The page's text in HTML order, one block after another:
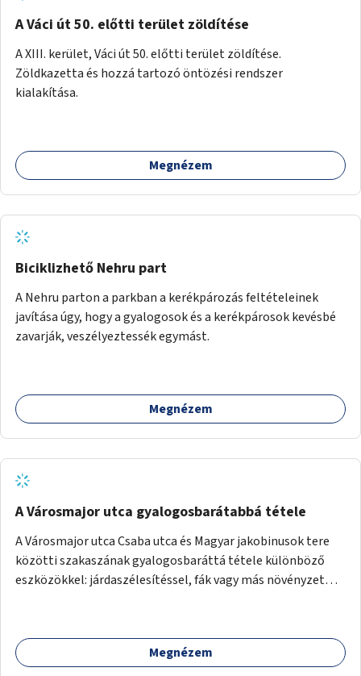
A Váci út 50. előtti terület zöldítése
A XIII. kerület, Váci út 50. előtti terület zöldítése.
Zöldkazetta és hozzá tartozó öntözési rendszer
kialakítása.
Megnézem
Biciklizhető Nehru part
A Nehru parton a parkban a kerékpározás feltételeinek
javítása úgy, hogy a gyalogosok és a kerékpárosok kevésbé
zavarják, veszélyeztessék egymást.
Megnézem
A Városmajor utca gyalogosbarátabbá tétele
A Városmajor utca Csaba utca és Magyar jakobinusok tere
közötti szakaszának gyalogosbaráttá tétele különböző
eszközökkel: járdaszélesítéssel, fák vagy más növényzet
Megnézem